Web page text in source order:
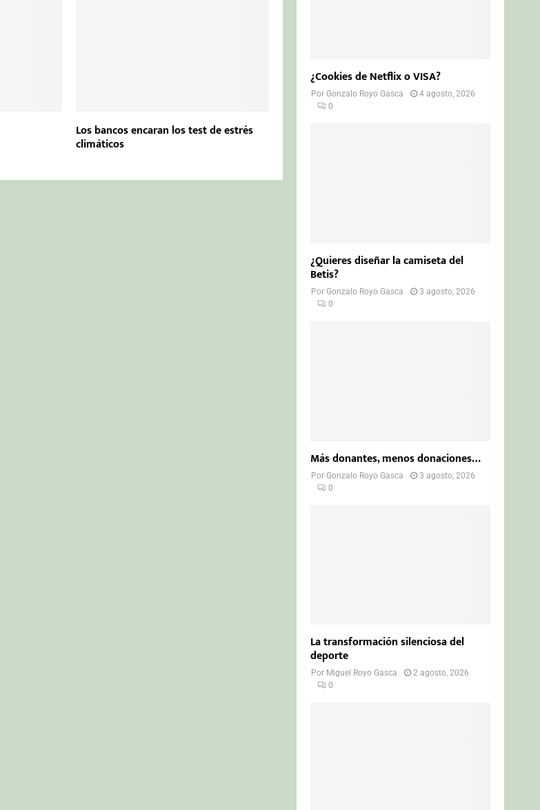
Los bancos encaran los test de estrés
climáticos
¿Cookies de Netflix o VISA?
PorGonzalo Royo Gasca
4 agosto, 2026
0
¿Quieres diseñar la camiseta del
Betis?
PorGonzalo Royo Gasca
3 agosto, 2026
0
Más donantes, menos donaciones…
PorGonzalo Royo Gasca
3 agosto, 2026
0
La transformación silenciosa del
deporte
Por Miguel Royo Gasca
2 agosto, 2026
0